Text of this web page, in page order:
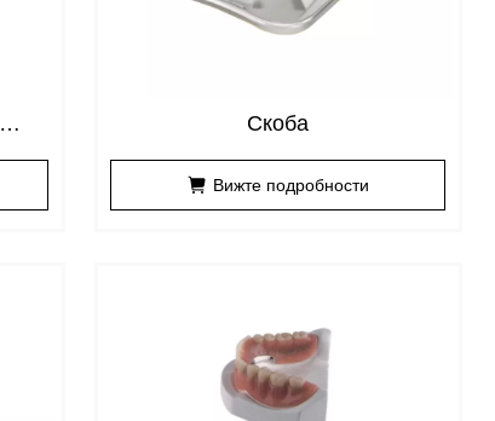
Скоба
Вижте подробности